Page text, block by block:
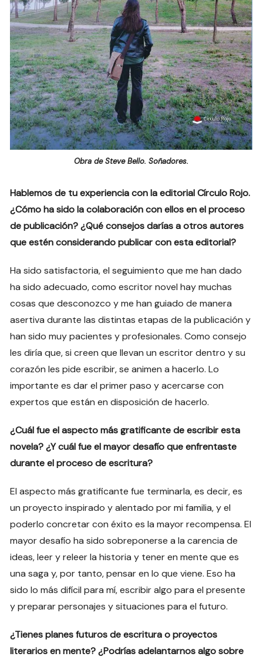
Obra de Steve Bello. Soñadores.
Hablemos de tu experiencia con la editorial Círculo Rojo.
¿Cómo ha sido la colaboración con ellos en el proceso
de publicación? ¿Qué consejos darías a otros autores
que estén considerando publicar con esta editorial?
Ha sido satisfactoria, el seguimiento que me han dado
ha sido adecuado, como escritor novel hay muchas
cosas que desconozco y me han guiado de manera
asertiva durante las distintas etapas de la publicación y
han sido muy pacientes y profesionales. Como consejo
les diría que, si creen que llevan un escritor dentro y su
corazón les pide escribir, se animen a hacerlo. Lo
importante es dar el primer paso y acercarse con
expertos que están en disposición de hacerlo.
¿Cuál fue el aspecto más gratificante de escribir esta
novela? ¿Y cuál fue el mayor desafío que enfrentaste
durante el proceso de escritura?
El aspecto más gratificante fue terminarla, es decir, es
un proyecto inspirado y alentado por mi familia, y el
poderlo concretar con éxito es la mayor recompensa. El
mayor desafío ha sido sobreponerse a la carencia de
ideas, leer y releer la historia y tener en mente que es
una saga y, por tanto, pensar en lo que viene. Eso ha
sido lo más difícil para mí, escribir algo para el presente
y preparar personajes y situaciones para el futuro.
¿Tienes planes futuros de escritura o proyectos
literarios en mente? ¿Podrías adelantarnos algo sobre